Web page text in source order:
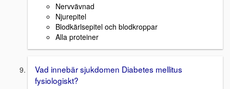
Nervvävnad
Njurepitel
Blodkärlsepitel och blodkroppar
Alla proteiner
Vad innebär sjukdomen Diabetes mellitus
fysiologiskt?